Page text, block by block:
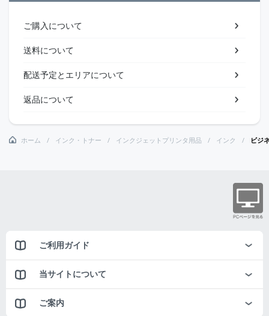
ご購入について
送料について
配送予定とエリアについて
返品について
ホーム インク・トナー インクジェットプリンタ用品 インク ビジ
ご利用ガイド
当サイトについて
ご案内